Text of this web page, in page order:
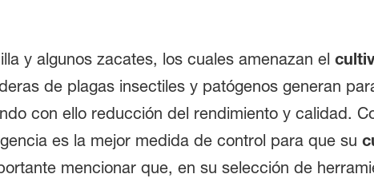
y algunos zacates, los cuales amenazan el
de plagas insectiles y patógenos generan
con ello reducción del rendimiento y calidad.
es la mejor medida de control para que su
mencionar que, en su selección de